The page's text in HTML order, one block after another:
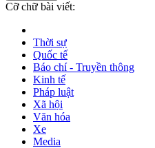
Cỡ chữ bài viết:
Thời sự
Quốc tế
Báo chí - Truyền thông
Kinh tế
Pháp luật
Xã hội
Văn hóa
Xe
Media